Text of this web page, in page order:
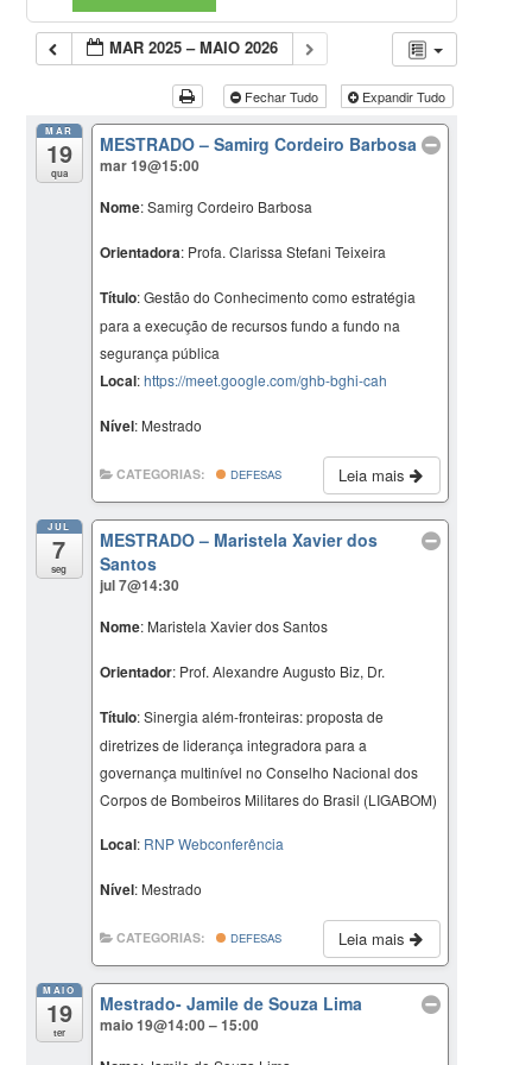
MAR 2025 – MAIO 2026
Fechar Tudo Expandir Tudo
MAR
19
qua
MESTRADO – Samirg Cordeiro Barbosa
mar 19@15:00
Nome: Samirg Cordeiro Barbosa
Orientadora: Profa. Clarissa Stefani Teixeira
Título: Gestão do Conhecimento como estratégia
para a execução de recursos fundo a fundo na
segurança pública
Local:https://meet.google.com/ghb-bghi-cah
Nível: Mestrado
Leia mais
CATEGORIAS: DEFESAS
JUL
7
seg
MESTRADO – Maristela Xavier dos
Santos
jul 7@14:30
Nome: Maristela Xavier dos Santos
Orientador: Prof. Alexandre Augusto Biz, Dr.
Título: Sinergia além-fronteiras: proposta de
diretrizes de liderança integradora para a
governança multinível no Conselho Nacional dos
Corpos de Bombeiros Militares do Brasil (LIGABOM)
Local: RNP Webconferência
Nível: Mestrado
Leia mais
CATEGORIAS: DEFESAS
MAIO
19
ter
Mestrado- Jamile de Souza Lima
maio 19@14:00 – 15:00